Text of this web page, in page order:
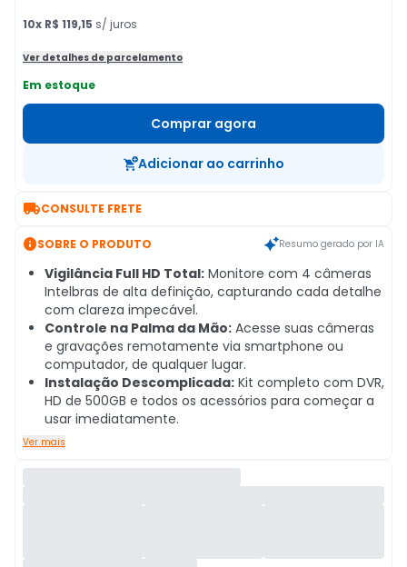
10x R$ 119,15 s/ juros
Ver detalhes de parcelamento
Em estoque
Comprar agora
Adicionar ao carrinho
CONSULTE FRETE
SOBRE O PRODUTO Resumo gerado por IA
Vigilância Full HD Total: Monitore com 4 câmeras
Intelbras de alta definição, capturando cada detalhe
com clareza impecável.
Controle na Palma da Mão: Acesse suas câmeras
e gravações remotamente via smartphone ou
computador, de qualquer lugar.
Instalação Descomplicada: Kit completo com DVR,
HD de 500GB e todos os acessórios para começar a
usar imediatamente.
Ver mais